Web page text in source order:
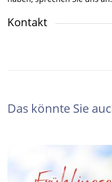
Kontakt
Das könnte Sie